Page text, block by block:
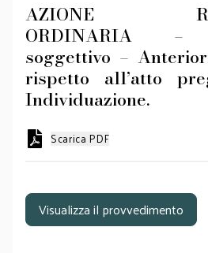
AZIONE
ORDINARIA –
soggettivo –
rispetto all’atto
Individuazione.
Scarica PDF
Visualizza il provvedimento